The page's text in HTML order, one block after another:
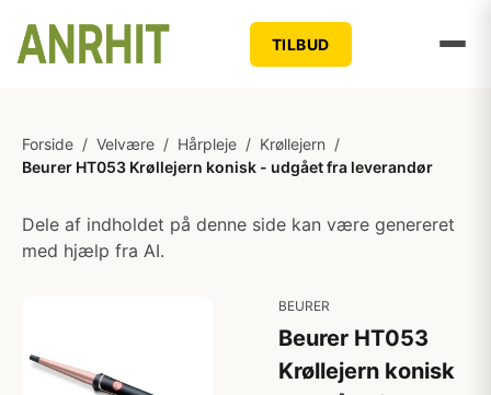
TILBUD
Forside / Velvære / Hårpleje / Krøllejern /
Beurer HT053 Krøllejern konisk - udgået fra leverandør
Dele af indholdet på denne side kan være genereret
med hjælp fra AI.
BEURER
Beurer HT053
Krøllejern konisk